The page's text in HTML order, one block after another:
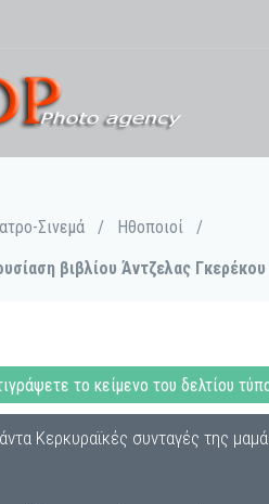
Σινεμά / Ηθοποιοί
/
βιβλίου Άντζελας
το κείμενο του δελτίου
Κερκυραϊκές συνταγές της